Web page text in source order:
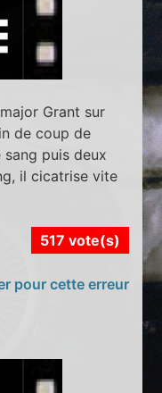
Grant sur
de coup de
puis deux
il cicatrise vite
517 vote(s)
pour cette erreur